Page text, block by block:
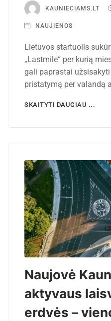
KAUNIECIAMS.LT
NAUJIENOS
Lietuvos startuolis
„Lastmile“ per kurią
gali paprastai
pristatymą per valandą
SKAITYTI DAUGIAU ...
Naujovė
aktyvaus
erdvės –